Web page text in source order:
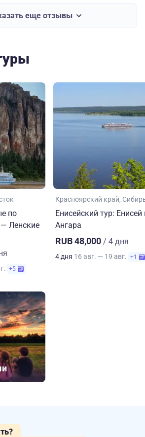
еще отзывы
по
Ленские
+5
Красноярский край
Енисейский тур: Енисей
Ангара
RUB 48,000 / 4 дня
4 дня 16 авг. — 19 авг. +1